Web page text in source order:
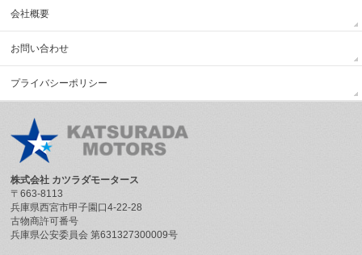
会社概要
お問い合わせ
プライバシーポリシー
株式会社 カツラダモータース
〒663-8113
兵庫県西宮市甲子園口4-22-28
古物商許可番号
兵庫県公安委員会 第631327300009号